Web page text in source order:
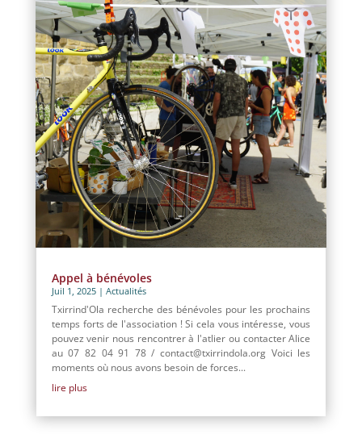
Appel à bénévoles
Juil 1, 2025| Actualités
Txirrind'Ola recherche des bénévoles pour les prochains
temps forts de l'association ! Si cela vous intéresse, vous
pouvez venir nous rencontrer à l'atlier ou contacter Alice
au 07 82 04 91 78 / contact@txirrindola.org Voici les
moments où nous avons besoin de forces...
lire plus